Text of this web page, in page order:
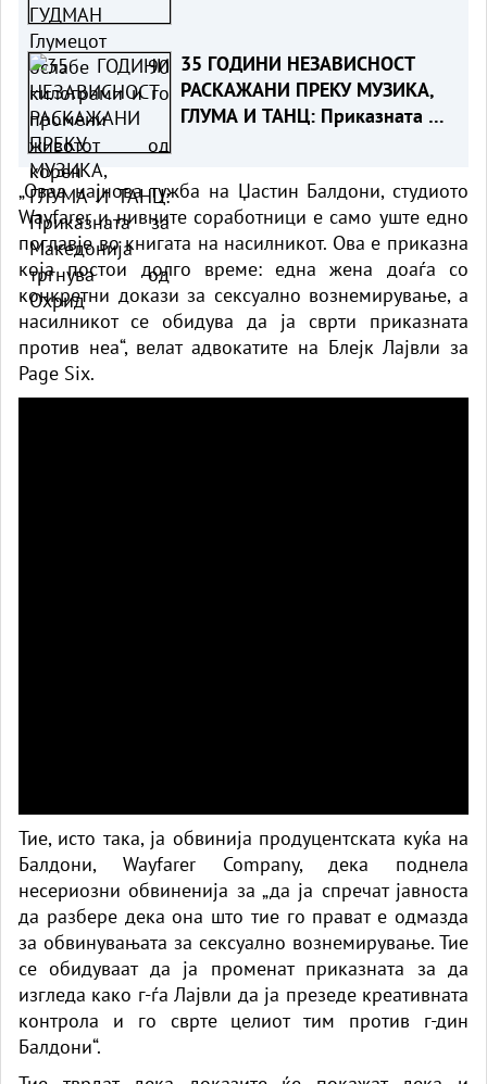
35 ГОДИНИ НЕЗАВИСНОСТ
РАСКАЖАНИ ПРЕКУ МУЗИКА,
ГЛУМА И ТАНЦ: Приказната за
„Оваа најнова тужба на Џастин Балдони, студиото
Wayfarer и нивните соработници е само уште едно
поглавје во книгата на насилникот. Ова е приказна
која постои долго време: една жена доаѓа со
конкретни докази за сексуално вознемирување, а
насилникот се обидува да ја сврти приказната
против неа“, велат адвокатите на Блејк Лајвли за
Page Six.
Тие, исто така, ја обвинија продуцентската куќа на
Балдони, Wayfarer Company, дека поднела
несериозни обвиненија за „да ја спречат јавноста
да разбере дека она што тие го прават е одмазда
за обвинувањата за сексуално вознемирување. Тие
се обидуваат да ја променат приказната за да
изгледа како г-ѓа Лајвли да ја презеде креативната
контрола и го сврте целиот тим против г-дин
Балдони“.